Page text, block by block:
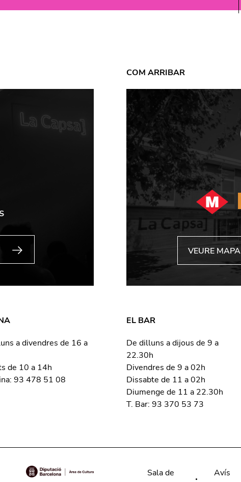
COM ARRIBAR
VEURE MAPA
a divendres de 16 a
de 10 a 14h
93 478 51 08
EL BAR
De dilluns a dijous de 9 a
22.30h
Divendres de 9 a 02h
Dissabte de 11 a 02h
Diumenge de 11 a 22.30h
T. Bar: 93 370 53 73
Sala de
Avís